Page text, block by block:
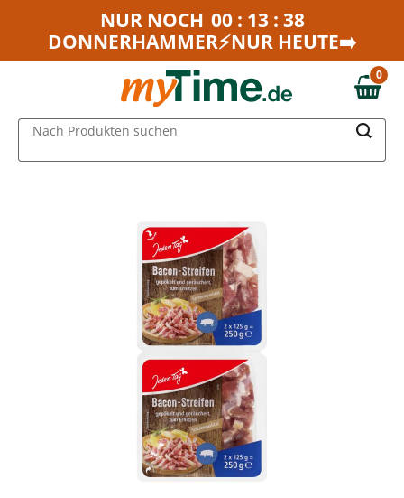
Zum Hauptinhalt springen
Zur Navigation springen
NUR NOCH 00 : 13 : 38
DONNERHAMMER⚡NUR HEUTE➡️
0,00 €
0
Nach Produkten suchen